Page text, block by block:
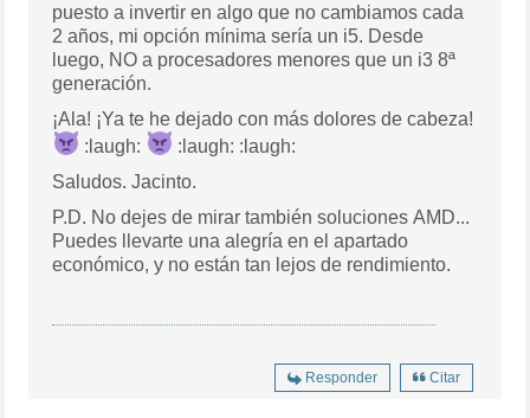
puesto a invertir en algo que no cambiamos cada
2 años, mi opción mínima sería un i5. Desde
luego, NO a procesadores menores que un i3 8ª
generación.
¡Ala! ¡Ya te he dejado con más dolores de cabeza!
:laugh:
:laugh: :laugh:
Saludos. Jacinto.
P.D. No dejes de mirar también soluciones AMD...
Puedes llevarte una alegría en el apartado
económico, y no están tan lejos de rendimiento.
Responder Citar